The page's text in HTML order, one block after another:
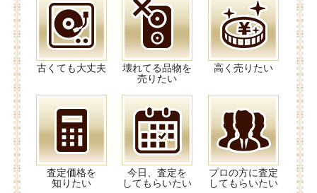
古くても大丈夫
壊れてる品物を
売りたい
高く売りたい
査定価格を
知りたい
今日、査定を
してもらいたい
プロの方に査定
してもらいたい